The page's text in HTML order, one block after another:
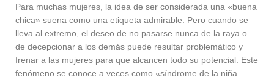
Para muchas mujeres, la idea de ser considerada una «buena
chica» suena como una etiqueta admirable. Pero cuando se
lleva al extremo, el deseo de no pasarse nunca de la raya o
de decepcionar a los demás puede resultar problemático y
frenar a las mujeres para que alcancen todo su potencial. Este
fenómeno se conoce a veces como «síndrome de la niña